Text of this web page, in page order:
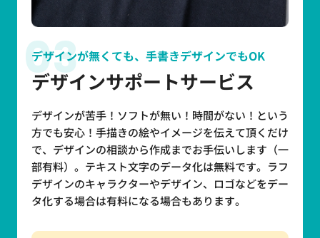
03
デザインが無くても、手書きデザインでもOK
デザインサポートサービス
デザインが苦手！ソフトが無い！時間がない！という
方でも安心！手描きの絵やイメージを伝えて頂くだけ
で、デザインの相談から作成までお手伝いします（一
部有料）。テキスト文字のデータ化は無料です。ラフ
デザインのキャラクターやデザイン、ロゴなどをデー
タ化する場合は有料になる場合もあります。